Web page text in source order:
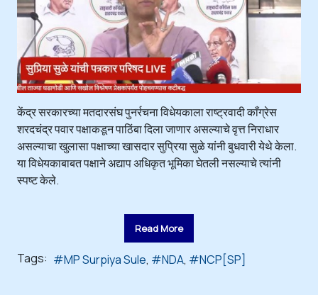
केंद्र सरकारच्या मतदारसंघ पुनर्रचना विधेयकाला राष्ट्रवादी काँग्रेस
शरदचंद्र पवार पक्षाकडून पाठिंबा दिला जाणार असल्याचे वृत्त निराधार
असल्याचा खुलासा पक्षाच्या खासदार सुप्रिया सुळे यांनी बुधवारी येथे केला.
या विधेयकाबाबत पक्षाने अद्याप अधिकृत भूमिका घेतली नसल्याचे त्यांनी
स्पष्ट केले.
Read More
Tags: MP Surpiya Sule NDA NCP[SP]